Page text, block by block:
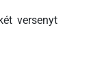
versenyt